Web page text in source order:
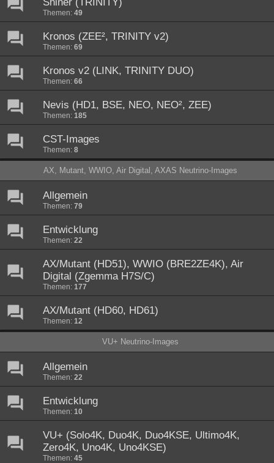
Themen: 49
Kronos (ZEE², TRINITY v2)
Themen: 69
Kronos v2 (LINK, TRINITY DUO)
Themen: 66
Nevis (HD1, BSE, NEO, NEO², ZEE)
Themen: 185
CST-Images
Themen: 8
AX, Mutant, WWIO, Air Digital, AXAS Neutrino-Images
Allgemein
Themen: 79
Entwicklung
Themen: 22
AX/Mutant (HD51), WWIO (BRE2ZE4K), Air
Digital (Zgemma H7S/C)
Themen: 177
AX/Mutant (HD60, HD61)
Themen: 12
VU+ Neutrino-Images
Allgemein
Themen: 22
Entwicklung
Themen: 10
VU+ (Solo4K, Duo4K, Duo4KSE, Ultimo4K,
Zero4K, Uno4K, Uno4KSE)
Themen: 45